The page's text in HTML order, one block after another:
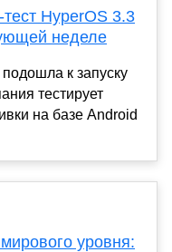
HyperOS 3.3
неделе
к запуску
тестирует
на базе Android
уровня: